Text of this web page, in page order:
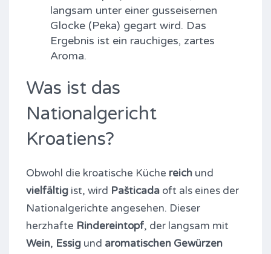
langsam unter einer gusseisernen
Glocke (Peka) gegart wird. Das
Ergebnis ist ein rauchiges, zartes
Aroma.
Was ist das
Nationalgericht
Kroatiens?
Obwohl die kroatische Küche reich und
vielfältig ist, wird Pašticada oft als eines der
Nationalgerichte angesehen. Dieser
herzhafte Rindereintopf, der langsam mit
Wein, Essig und aromatischen Gewürzen